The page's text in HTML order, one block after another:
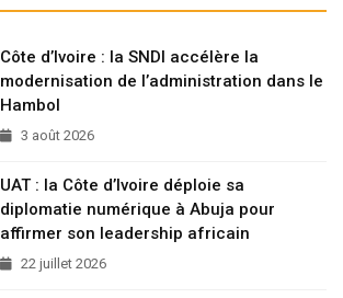
Côte d’Ivoire : la SNDI accélère la
modernisation de l’administration dans le
Hambol
3 août 2026
UAT : la Côte d’Ivoire déploie sa
diplomatie numérique à Abuja pour
affirmer son leadership africain
22 juillet 2026